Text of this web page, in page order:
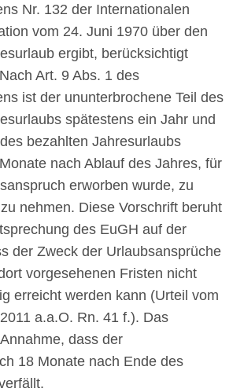
Nr. 132 der Internationalen
vom 24. Juni 1970 über den
ergibt, berücksichtigt
Art. 9 Abs. 1 des
ist der ununterbrochene Teil des
spätestens ein Jahr und
bezahlten Jahresurlaubs
nach Ablauf des Jahres, für
erworben wurde, zu
nehmen. Diese Vorschrift beruht
des EuGH auf der
der Zweck der Urlaubsansprüche
vorgesehenen Fristen nicht
erreicht werden kann (Urteil vom
a.a.O. Rn. 41 f.). Das
dass der
18 Monate nach Ende des